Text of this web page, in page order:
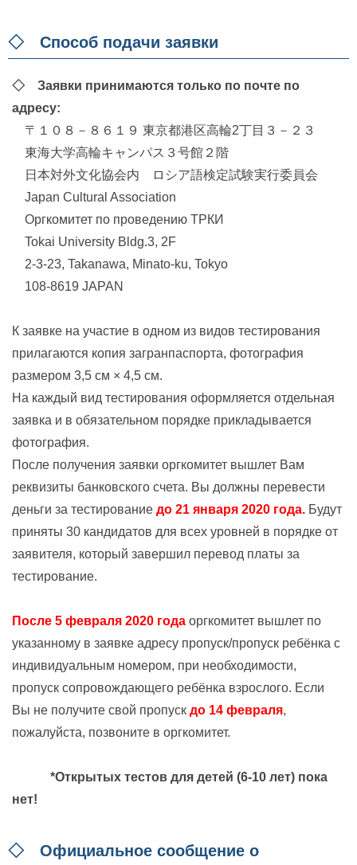
◇ Способ подачи заявки
◇ Заявки принимаются только по почте по
адресу:
〒１０８－８６１９ 東京都港区高輪2丁目３－２３
東海大学高輪キャンパス３号館２階
日本対外文化協会内 ロシア語検定試験実行委員会
Japan Cultural Association
Оргкомитет по проведению ТРКИ
Tokai University Bldg.3, 2F
2-3-23, Takanawa, Minato-ku, Tokyo
108-8619 JAPAN
К заявке на участие в одном из видов тестирования
прилагаются копия загранпаспорта, фотография
размером 3,5 см × 4,5 см.
На каждый вид тестирования оформляется отдельная
заявка и в обязательном порядке прикладывается
фотография.
После получения заявки оргкомитет вышлет Вам
реквизиты банковского счета. Вы должны перевести
деньги за тестирование до 21 января 2020 года. Будут
приняты 30 кандидатов для всех уровней в порядке от
заявителя, который завершил перевод платы за
тестирование.
После 5 февраля 2020 года оргкомитет вышлет по
указанному в заявке адресу пропуск/пропуск ребёнка с
индивидуальным номером, при необходимости,
пропуск сопровождающего ребёнка взрослого. Если
Вы не получите свой пропуск до 14 февраля,
пожалуйста, позвоните в оргкомитет.
*Открытых тестов для детей (6-10 лет) пока
нет!
◇ Официальное сообщение о